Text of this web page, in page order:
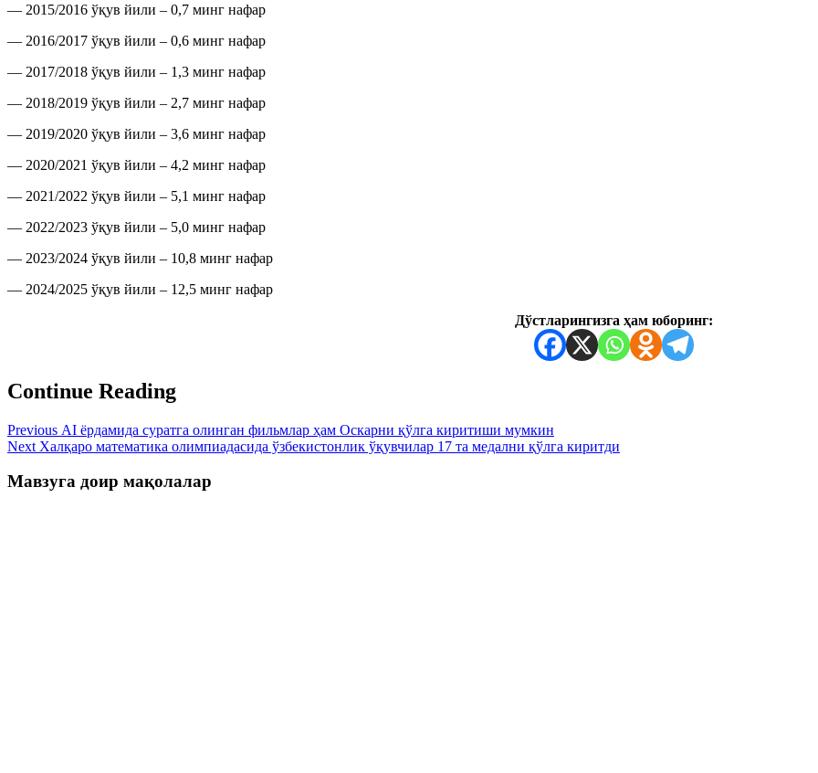
— 2015/2016 ўқув йили – 0,7 минг нафар
— 2016/2017 ўқув йили – 0,6 минг нафар
— 2017/2018 ўқув йили – 1,3 минг нафар
— 2018/2019 ўқув йили – 2,7 минг нафар
— 2019/2020 ўқув йили – 3,6 минг нафар
— 2020/2021 ўқув йили – 4,2 минг нафар
— 2021/2022 ўқув йили – 5,1 минг нафар
— 2022/2023 ўқув йили – 5,0 минг нафар
— 2023/2024 ўқув йили – 10,8 минг нафар
— 2024/2025 ўқув йили – 12,5 минг нафар
Дўстларингизга ҳам юборинг:
Continue Reading
Previous АI ёрдамида суратга олинган фильмлар ҳам Оскарни қўлга киритиши мумкин
Next Халқаро математика олимпиадасида ўзбекистонлик ўқувчилар 17 та медални қўлга киритди
Мавзуга доир мақолалар